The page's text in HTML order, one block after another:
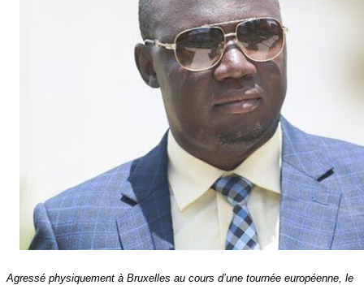
Agressé physiquement à Bruxelles au cours d’une tournée européenne, le